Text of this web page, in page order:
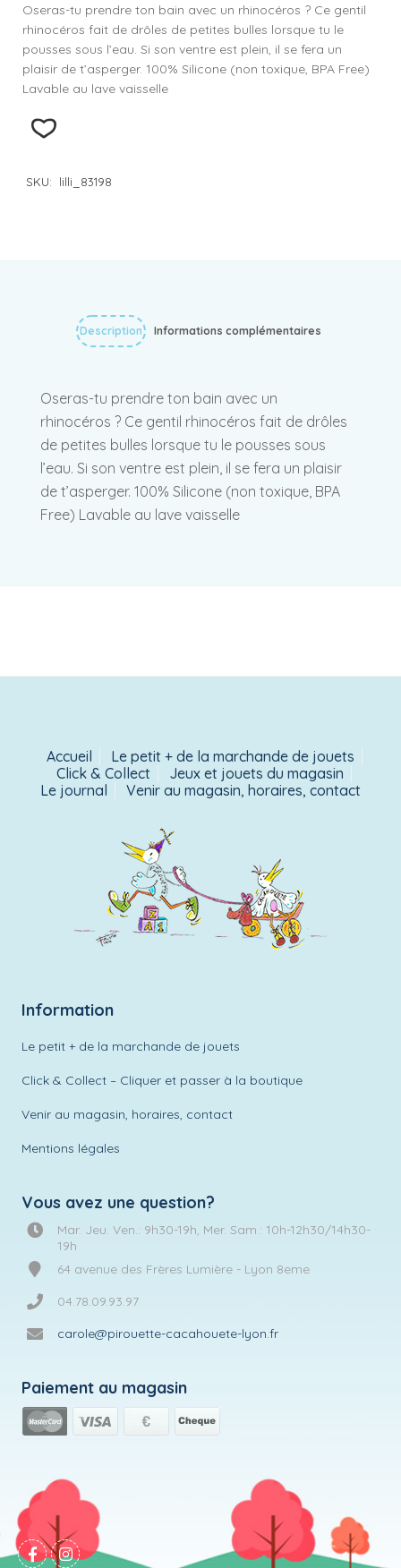
Oseras-tu prendre ton bain avec un rhinocéros ? Ce gentil
rhinocéros fait de drôles de petites bulles lorsque tu le
pousses sous l’eau. Si son ventre est plein, il se fera un
plaisir de t’asperger. 100% Silicone (non toxique, BPA Free)
Lavable au lave vaisselle
SKU: lilli_83198
Description Informations complémentaires
Oseras-tu prendre ton bain avec un
rhinocéros ? Ce gentil rhinocéros fait de drôles
de petites bulles lorsque tu le pousses sous
l’eau. Si son ventre est plein, il se fera un plaisir
de t’asperger. 100% Silicone (non toxique, BPA
Free) Lavable au lave vaisselle
Accueil
Le petit + de la marchande de jouets
Click & Collect
Jeux et jouets du magasin
Le journal
Venir au magasin, horaires, contact
Information
Le petit + de la marchande de jouets
Click & Collect – Cliquer et passer à la boutique
Venir au magasin, horaires, contact
Mentions légales
Vous avez une question?
Mar. Jeu. Ven.: 9h30-19h, Mer. Sam.: 10h-12h30/14h30-
19h
64 avenue des Frères Lumière - Lyon 8eme
04.78.09.93.97
carole@pirouette-cacahouete-lyon.fr
Paiement au magasin